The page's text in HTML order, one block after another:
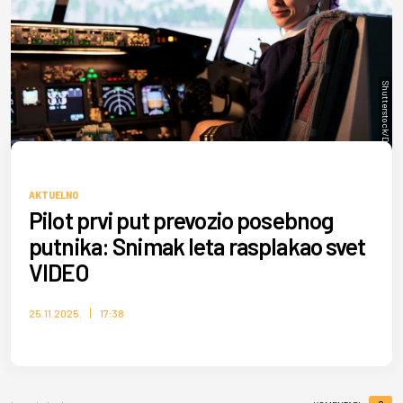
Shutterstock/DC Studio
AKTUELNO
Pilot prvi put prevozio posebnog
putnika: Snimak leta rasplakao svet
VIDEO
25.11.2025. 17:38